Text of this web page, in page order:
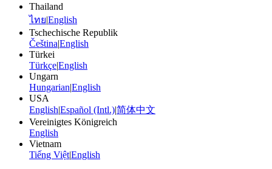
Thailand
ไทย|English
Tschechische Republik
Čeština|English
Türkei
Türkçe|English
Ungarn
Hungarian|English
USA
English|Español (Intl.)|简体中文
Vereinigtes Königreich
English
Vietnam
Tiếng Việt|English